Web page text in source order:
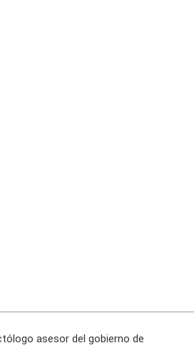
asesor del gobierno de